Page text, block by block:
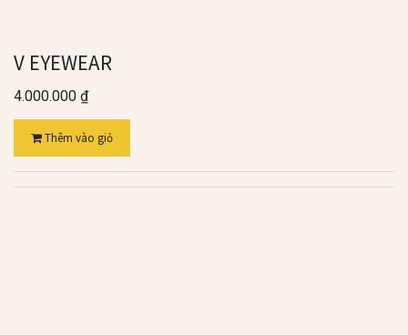
V EYEWEAR
4.000.000 ₫
Thêm vào giỏ